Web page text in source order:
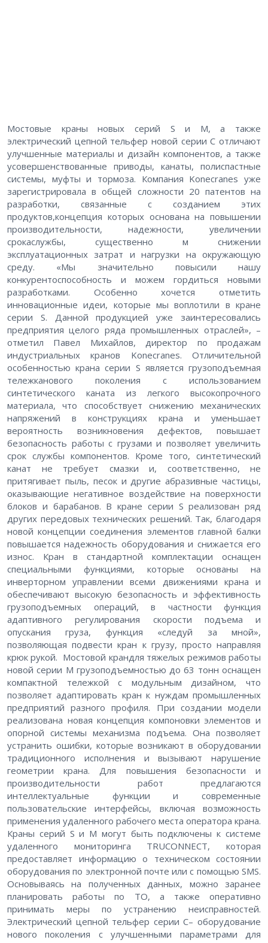
Мостовые краны новых серий S и M, а также
электрический цепной тельфер новой серии C отличают
улучшенные материалы и дизайн компонентов, а также
усовершенствованные приводы, канаты, полиспастные
системы, муфты и тормоза. Компания Konecranes уже
зарегистрировала в общей сложности 20 патентов на
разработки, связанные с созданием этих
продуктов,концепция которых основана на повышении
производительности, надежности, увеличении
срокаслужбы, существенно м снижении
эксплуатационных затрат и нагрузки на окружающую
среду. «Мы значительно повысили нашу
конкурентоспособность и можем гордиться новыми
разработками. Особенно хочется отметить
инновационные идеи, которые мы воплотили в кране
серии S. Данной продукцией уже заинтересовались
предприятия целого ряда промышленных отраслей», –
отметил Павел Михайлов, директор по продажам
индустриальных кранов Konecranes. Отличительной
особенностью крана серии S является грузоподъемная
тележканового поколения с использованием
синтетического каната из легкого высокопрочного
материала, что способствует снижению механических
напряжений в конструкциях крана и уменьшает
вероятность возникновения дефектов, повышает
безопасность работы с грузами и позволяет увеличить
срок службы компонентов. Кроме того, синтетический
канат не требует смазки и, соответственно, не
притягивает пыль, песок и другие абразивные частицы,
оказывающие негативное воздействие на поверхности
блоков и барабанов. В кране серии S реализован ряд
других передовых технических решений. Так, благодаря
новой концепции соединения элементов главной балки
повышается надежность оборудования и снижается его
износ. Кран в стандартной комплектации оснащен
специальными функциями, которые основаны на
инверторном управлении всеми движениями крана и
обеспечивают высокую безопасность и эффективность
грузоподъемных операций, в частности функция
адаптивного регулирования скорости подъема и
опускания груза, функция «следуй за мной»,
позволяющая подвести кран к грузу, просто направляя
крюк рукой. Мостовой крандля тяжелых режимов работы
новой серии М грузоподъемностью до 63 тонн оснащен
компактной тележкой с модульным дизайном, что
позволяет адаптировать кран к нуждам промышленных
предприятий разного профиля. При создании модели
реализована новая концепция компоновки элементов и
опорной системы механизма подъема. Она позволяет
устранить ошибки, которые возникают в оборудовании
традиционного исполнения и вызывают нарушение
геометрии крана. Для повышения безопасности и
производительности работ предлагаются
интеллектуальные функции и современные
пользовательские интерфейсы, включая возможность
применения удаленного рабочего места оператора крана.
Краны серий S и М могут быть подключены к системе
удаленного мониторинга TRUCONNECT, которая
предоставляет информацию о техническом состоянии
оборудования по электронной почте или с помощью SMS.
Основываясь на полученных данных, можно заранее
планировать работы по ТО, а также оперативно
принимать меры по устранению неисправностей.
Электрический цепной тельфер серии С– оборудование
нового поколения с улучшенными параметрами для